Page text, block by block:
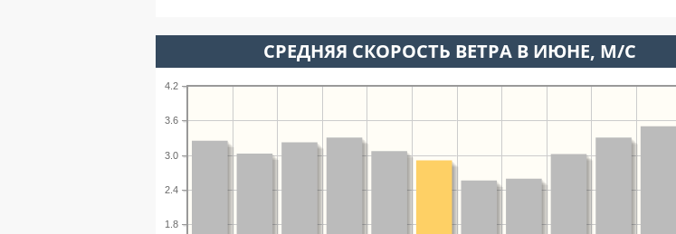
СРЕДНЯЯ СКОРОСТЬ ВЕТРА В ИЮНЕ, М/С
1.8
2.4
3.0
3.6
4.2